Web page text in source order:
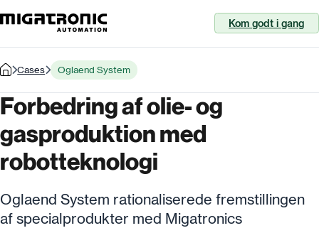
Kom godt i gang
Cases Oglaend System
Forbedring af olie- og
gasproduktion med
robotteknologi
Oglaend System rationaliserede fremstillingen
af specialprodukter med Migatronics